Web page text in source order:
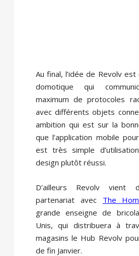
Au final, l’idée de Revolv est
domotique qui
maximum de protocoles
avec différents objets
ambition qui est sur la
que l’application mobile
est très simple
design plutôt réussi.
D’ailleurs Revolv vient
partenariat avec The
grande enseigne de
Unis, qui distribuera à
magasins le Hub Revolv
de fin Janvier.